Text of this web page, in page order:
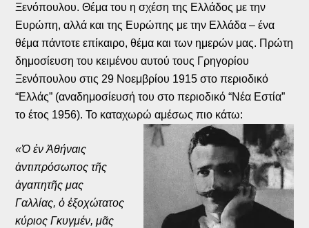
Ξενόπουλου. Θέμα του η σχέση της Ελλάδος με την
Ευρώπη, αλλά και της Ευρώπης με την Ελλάδα – ένα
θέμα πάντοτε επίκαιρο, θέμα και των ημερών μας. Πρώτη
δημοσίευση του κειμένου αυτού τους Γρηγορίου
Ξενόπουλου στις 29 Νοεμβρίου 1915 στο περιοδικό
“Ελλάς” (αναδημοσίευσή του στο περιοδικό “Νέα Εστία”
το έτος 1956). Το καταχωρώ αμέσως πιο κάτω:
«Ὁ ἐν Ἀθήναις
ἀντιπρόσωπος τῆς
ἀγαπητῆς μας
Γαλλίας, ὁ ἐξοχώτατος
κύριος Γκυγμέν, μᾶς